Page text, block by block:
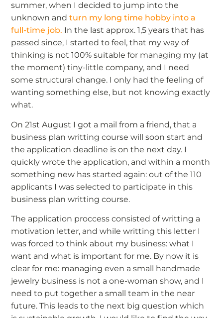
summer, when I decided to jump into the
unknown andturn my long time hobby into a
full-time job. In the last approx. 1,5 years that has
passed since, I started to feel, that my way of
thinking is not 100% suitable for managing my (at
the moment) tiny-little company, and I need
some structural change. I only had the feeling of
wanting something else, but not knowing exactly
what.
On 21st August I got a mail from a friend, that a
business plan writting course will soon start and
the application deadline is on the next day. I
quickly wrote the application, and within a month
something new has started again: out of the 110
applicants I was selected to participate in this
business plan writting course.
The application proccess consisted of writting a
motivation letter, and while writting this letter I
was forced to think about my business: what I
want and what is important for me. By now it is
clear for me: managing even a small handmade
jewelry business is not a one-woman show, and I
need to put together a small team in the near
future. This leads to the next big question which